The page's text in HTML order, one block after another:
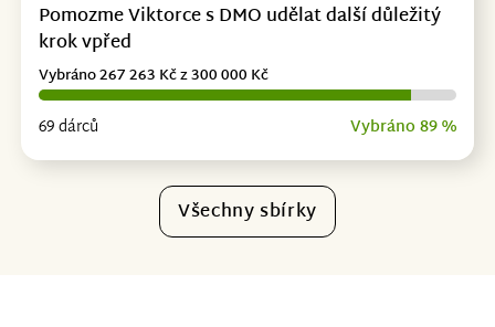
Pomozme Viktorce s DMO udělat další důležitý
krok vpřed
69 dárců Vybráno 89 %
Vybráno 267 263 Kč z 300 000 Kč
Všechny sbírky